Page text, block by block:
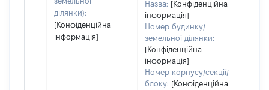
ділянки):
[Конфіденційна
інформація]
Назва: [Конфіденційна
інформація]
Номер будинку/
земельної ділянки:
[Конфіденційна
інформація]
Номер корпусу/секції/
блоку: [Конфіденційна